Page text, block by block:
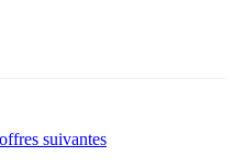
suivantes